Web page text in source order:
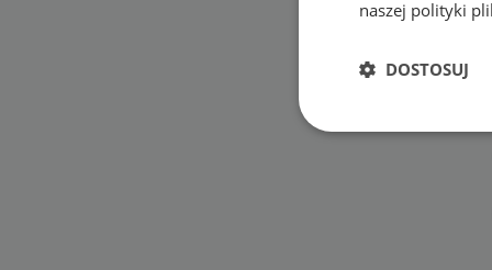
naszej polityki
DOSTOSUJ